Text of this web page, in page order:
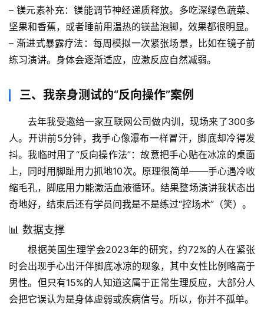
然
万
物
人
奥
历
史
档
案
宙
生
活
– 镁元素补充：镁能调节神经递质释放。多吃深绿色蔬菜、
坚果和香蕉，或者睡前用温热的镁盐泡脚，效果都很明显。
– 渐进式暴露疗法 ：每周模拟一次紧张场景，比如在镜子前
练习演讲。身体会逐渐适应，应激反应自然减弱。
三、我亲身测试的“反向操作”案例
去年我受邀给一家互联网公司做内训，现场来了300多
人。开讲前5分钟，我手心像瀑布一样冒汗，脚底却冷得发
抖。我临时用了“反向操作法”：故意把手心贴在冰凉的桌面
上，同时用脚趾用力抓地10次。原理很简单——手心遇冷收
缩毛孔，脚底用力能激活血液循环。结果整场演讲我状态出
奇地好，结束后还有学员问我是不是练过“控场术”（笑）。
📊 数据支撑
根据美国生理学会2023年的研究，约72%的人在紧张
时会出现手心出汗伴脚底冰凉的现象，其中女性比例略高于
男性。但只有15%的人知道这属于正常生理反应，大部分人
会把它误认为是身体虚弱或疾病信号。所以，你并不孤单。